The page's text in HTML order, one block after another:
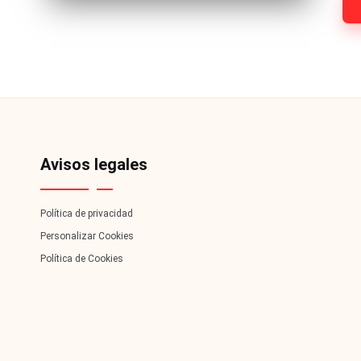
á
d
ul
a
Avisos legales
Política de privacidad
Personalizar Cookies
Política de Cookies